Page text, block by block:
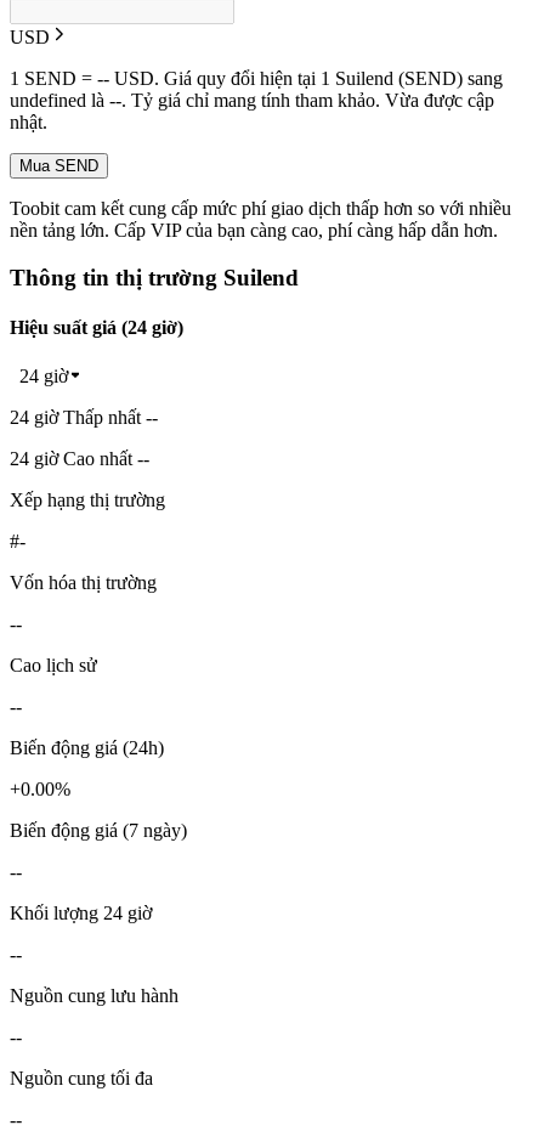
USD
1 SEND = -- USD. Giá quy đổi hiện tại 1 Suilend (SEND) sang
undefined là --. Tỷ giá chỉ mang tính tham khảo. Vừa được cập
nhật.
Mua SEND
Toobit cam kết cung cấp mức phí giao dịch thấp hơn so với nhiều
nền tảng lớn. Cấp VIP của bạn càng cao, phí càng hấp dẫn hơn.
Thông tin thị trường Suilend
Hiệu suất giá (24 giờ)
24 giờ
24 giờ Thấp nhất --
24 giờ Cao nhất --
Xếp hạng thị trường
#-
Vốn hóa thị trường
--
Cao lịch sử
--
Biến động giá (24h)
+0.00%
Biến động giá (7 ngày)
--
Khối lượng 24 giờ
--
Nguồn cung lưu hành
--
Nguồn cung tối đa
--